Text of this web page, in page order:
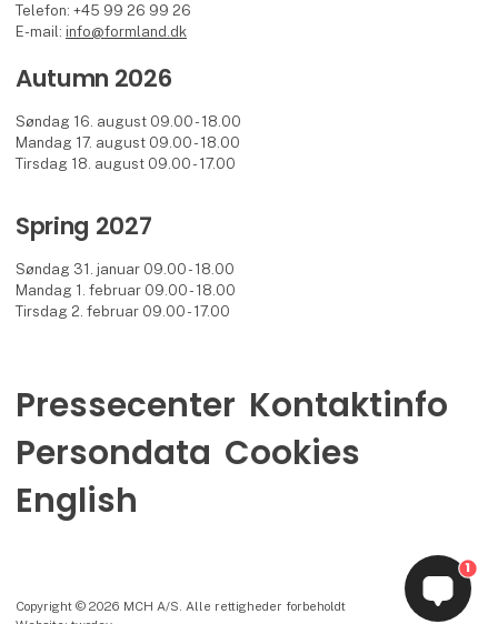
Telefon: +45 99 26 99 26
E-mail: info@formland.dk
Autumn 2026
Søndag 16. august 09.00 - 18.00
Mandag 17. august 09.00 - 18.00
Tirsdag 18. august 09.00 - 17.00
Spring 2027
Søndag 31. januar 09.00 - 18.00
Mandag 1. februar 09.00 - 18.00
Tirsdag 2. februar 09.00 - 17.00
Pressecenter Kontaktinfo
Persondata Cookies
English
Copyright © 2026 MCH A/S. Alle rettigheder forbeholdt
1